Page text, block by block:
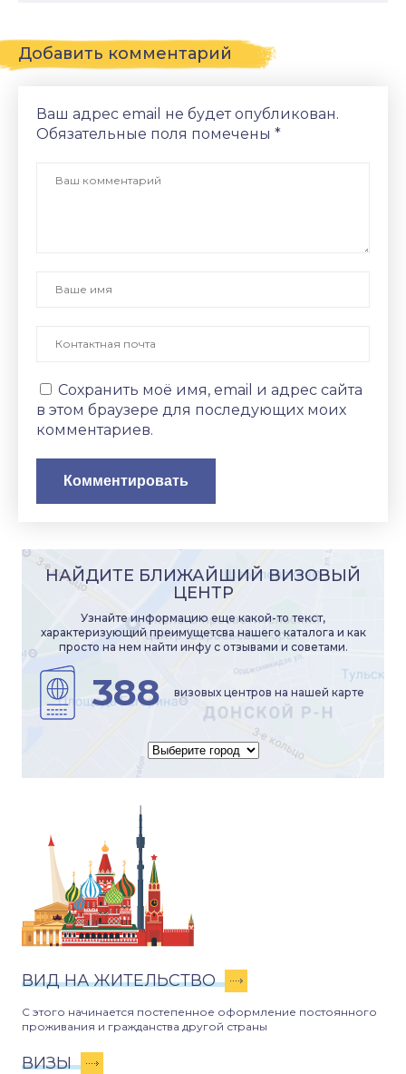
Добавить комментарий
Ваш адрес email не будет опубликован.
Обязательные поля помечены *
Сохранить моё имя, email и адрес сайта
в этом браузере для последующих моих
комментариев.
НАЙДИТЕ БЛИЖАЙШИЙ ВИЗОВЫЙ
ЦЕНТР
Узнайте информацию еще какой-то текст,
характеризующий преимущетсва нашего каталога и как
просто на нем найти инфу с отзывами и советами.
388 визовых центров на нашей карте
ВИД НА ЖИТЕЛЬСТВО
С этого начинается постепенное оформление постоянного
проживания и гражданства другой страны
ВИЗЫ